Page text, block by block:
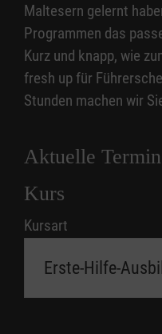
Maltesern gelernt
Programmen das
Kurz und knapp, wie
fresh up für
Stunden machen wir
Aktuelle
Kurs
Kursart